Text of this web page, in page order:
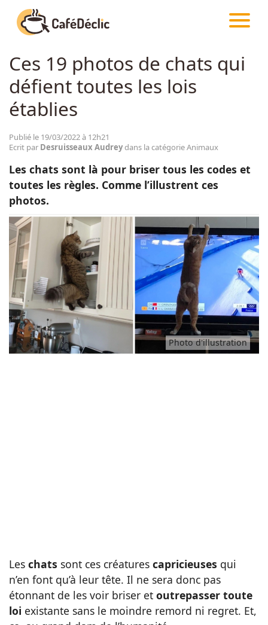
Créativité
Divertissement
Emotion
Animaux
Famille
CAFÉDÉCLIC ARTICLES ANIMAUX
Ces 19 photos de chats qui
défient toutes les lois
établies
Publié le 19/03/2022 à 12h21
Ecrit par Desruisseaux Audreydans la catégorie Animaux
Les chats sont là pour briser tous les codes et
toutes les règles. Comme l’illustrent ces
photos.
Photo d'illustration
Les chats sont ces créatures capricieuses qui
n’en font qu’à leur tête. Il ne sera donc pas
étonnant de les voir briser et outrepasser toute
loi existante sans le moindre remord ni regret. Et,